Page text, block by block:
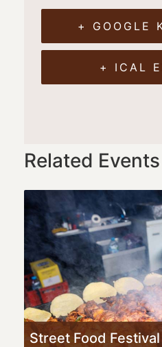
+ GOOGLE
+ ICAL
Related Events
Street Food